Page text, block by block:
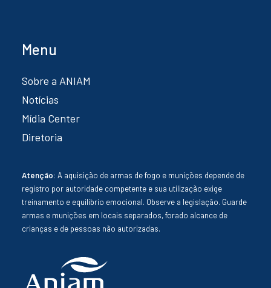
Menu
Sobre a ANIAM
Notícias
Mídia Center
Diretoria
Atenção: A aquisição de armas de fogo e munições depende de
registro por autoridade competente e sua utilização exige
treinamento e equilíbrio emocional. Observe a legislação. Guarde
armas e munições em locais separados, forado alcance de
crianças e de pessoas não autorizadas.